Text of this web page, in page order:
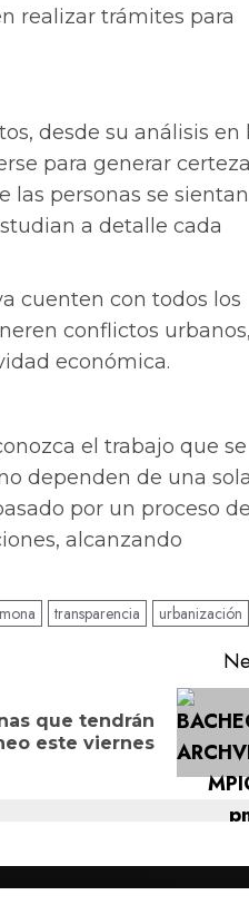
realizar trámites para
desde su análisis en
para generar certeza
las personas se sientan
a detalle cada
cuenten con todos los
conflictos urbanos,
económica.
el trabajo que se
dependen de una sola
por un proceso de
alcanzando
transparencia urbanización
que tendrán
este viernes